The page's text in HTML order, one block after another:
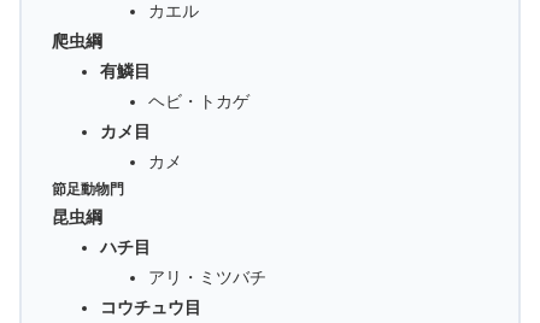
カエル
爬虫綱
有鱗目
ヘビ・トカゲ
カメ目
カメ
節足動物門
昆虫綱
ハチ目
アリ・ミツバチ
コウチュウ目